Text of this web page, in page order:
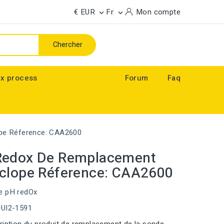
€ EUR  Fr  Mon compte
Chercher
process Forum Faq
Réference: CAA2600
De Remplacement
Réference: CAA2600
pH redOx
1591